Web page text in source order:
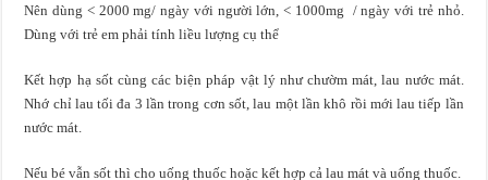
Nên dùng < 2000 mg/ ngày với người lớn, < 1000mg / ngày với trẻ nhỏ.
Dùng với trẻ em phải tính liều lượng cụ thể
Kết hợp hạ sốt cùng các biện pháp vật lý như chườm mát, lau nước mát.
Nhớ chỉ lau tối đa 3 lần trong cơn sốt, lau một lần khô rồi mới lau tiếp lần
nước mát.
Nếu bé vẫn sốt thì cho uống thuốc hoặc kết hợp cả lau mát và uống thuốc.